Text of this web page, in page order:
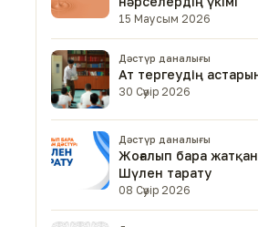
15 Маусым 2026
Дәстүр даналығы
Ат тергеудің
30 Сәуір 2026
Дәстүр даналығы
Жоғалып бара
Шүлен тарату
08 Сәуір 2026